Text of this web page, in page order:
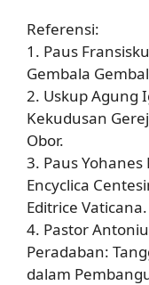
Referensi:
1. Paus
Gembala
2. Uskup Agung
Kekudusan
Obor.
3. Paus
Encyclica
Editrice Vaticana.
4. Pastor
Peradaban:
dalam